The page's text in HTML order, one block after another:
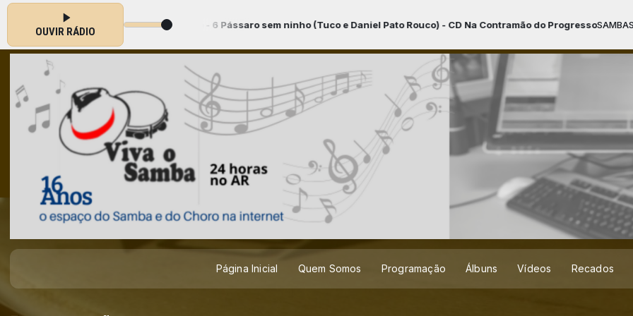
OUVIR RÁDIO
09 Tuco Pellegrino - 6 Pássaro sem ninho (Tuco e Daniel Pato Rouco) - CD Na Contramão do ProgressoSAMBAS DIVERSOS com
Página Inicial Quem Somos Programação Álbuns Vídeos Recados